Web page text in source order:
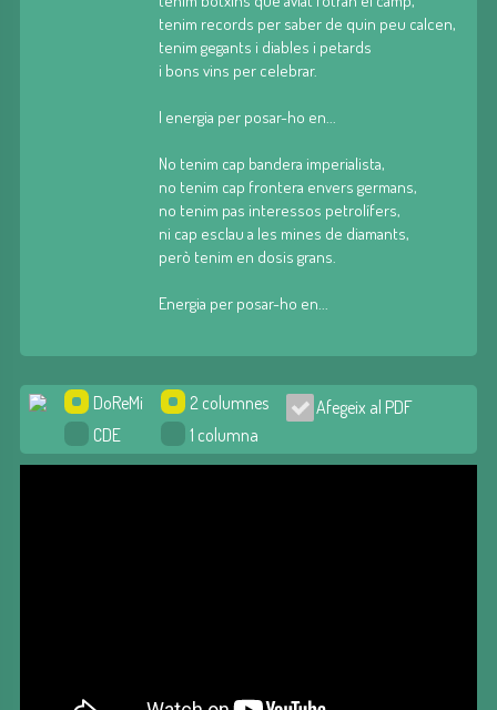
tenim records per saber de quin peu calcen,
tenim gegants i diables i petards
i bons vins per celebrar.
I energia per posar-ho en...
No tenim cap bandera imperialista,
no tenim cap frontera envers germans,
no tenim pas interessos petrolífers,
ni cap esclau a les mines de diamants,
però tenim en dosis grans.
Energia per posar-ho en...
DoReMi
CDE
2 columnes
1 columna
Afegeix al PDF